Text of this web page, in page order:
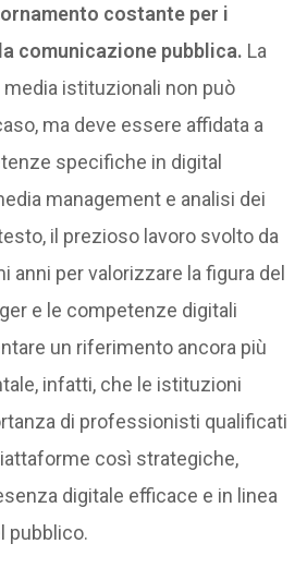
costante per i
comunicazione pubblica. La
istituzionali non può
ma deve essere affidata a
specifiche in digital
management e analisi dei
il prezioso lavoro svolto da
anni per valorizzare la figura del
e le competenze digitali
un riferimento ancora più
infatti, che le istituzioni
di professionisti qualificati
così strategiche,
digitale efficace e in linea
pubblico.